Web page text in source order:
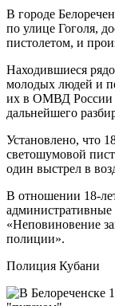
В городе
по улице Гоголя,
пистолетом, и
Находившиеся
молодых людей и
их в ОМВД России
дальнейшего
Установлено, что
светошумовой
один выстрел в
В отношении 18-
«Неповиновение
полиции».
Полиция Кубани